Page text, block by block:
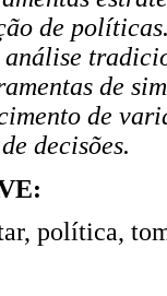
de
de
de
decisões.
política,